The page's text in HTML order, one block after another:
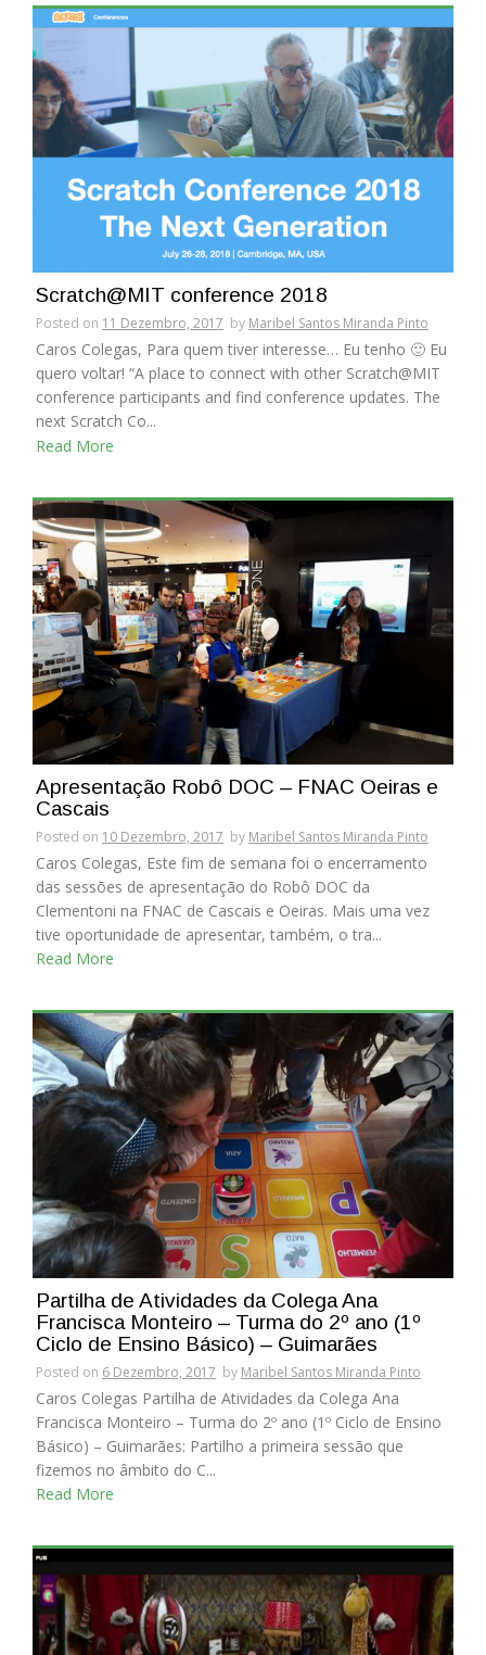
Scratch@MIT conference 2018
Posted on 11 Dezembro, 2017 by Maribel Santos Miranda Pinto
Caros Colegas, Para quem tiver interesse… Eu tenho 🙂 Eu
quero voltar! “A place to connect with other Scratch@MIT
conference participants and find conference updates. The
next Scratch Co...
Read More
Apresentação Robô DOC – FNAC Oeiras e
Cascais
Posted on 10 Dezembro, 2017 by Maribel Santos Miranda Pinto
Caros Colegas, Este fim de semana foi o encerramento
das sessões de apresentação do Robô DOC da
Clementoni na FNAC de Cascais e Oeiras. Mais uma vez
tive oportunidade de apresentar, também, o tra...
Read More
Partilha de Atividades da Colega Ana
Francisca Monteiro – Turma do 2º ano (1º
Ciclo de Ensino Básico) – Guimarães
Posted on 6 Dezembro, 2017 by Maribel Santos Miranda Pinto
Caros Colegas Partilha de Atividades da Colega Ana
Francisca Monteiro – Turma do 2º ano (1º Ciclo de Ensino
Básico) – Guimarães: Partilho a primeira sessão que
fizemos no âmbito do C...
Read More